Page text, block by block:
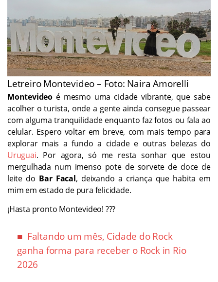
Letreiro Montevideo – Foto: Naira Amorelli
Montevideo é mesmo uma cidade vibrante, que sabe
acolher o turista, onde a gente ainda consegue passear
com alguma tranquilidade enquanto faz fotos ou fala ao
celular. Espero voltar em breve, com mais tempo para
explorar mais a fundo a cidade e outras belezas do
Uruguai. Por agora, só me resta sonhar que estou
mergulhada num imenso pote de sorvete de doce de
leite do Bar Facal, deixando a criança que habita em
mim em estado de pura felicidade.
¡Hasta pronto Montevideo! ???
Faltando um mês, Cidade do Rock
ganha forma para receber o Rock in Rio
2026